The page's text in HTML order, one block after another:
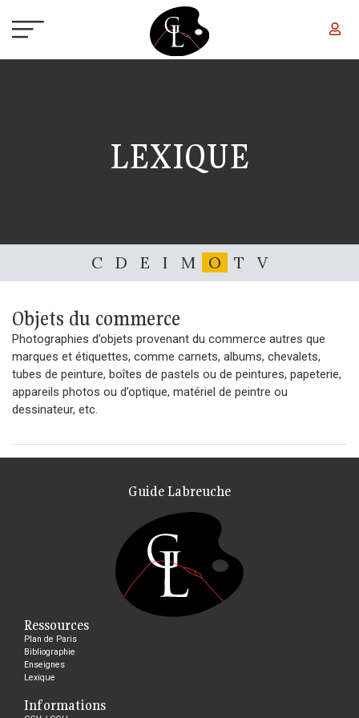
LEXIQUE
C D E I M O T V
Objets du commerce
Photographies d’objets provenant du commerce autres que
marques et étiquettes, comme carnets, albums, chevalets,
tubes de peinture, boîtes de pastels ou de peintures, papeterie,
appareils photos ou d’optique, matériel de peintre ou
dessinateur, etc.
Guide Labreuche
Ressources
Plan de Paris
Bibliographie
Enseignes
Lexique
Informations